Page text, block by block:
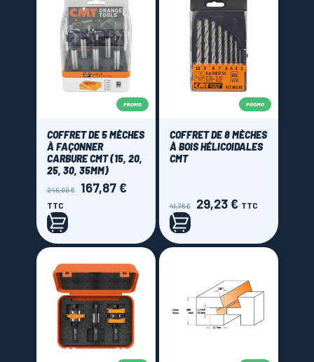
PROMO
COFFRET DE 5 MÈCHES
À FAÇONNER
CARBURE CMT (15, 20,
25, 30, 35MM)
Prix
de
base
246,00 € Prix
167,87 €
TTC
PROMO
COFFRET DE 8 MÈCHES
À BOIS HÉLICOIDALES
CMT
Prix
de
base
41,76 € Prix
29,23 € TTC